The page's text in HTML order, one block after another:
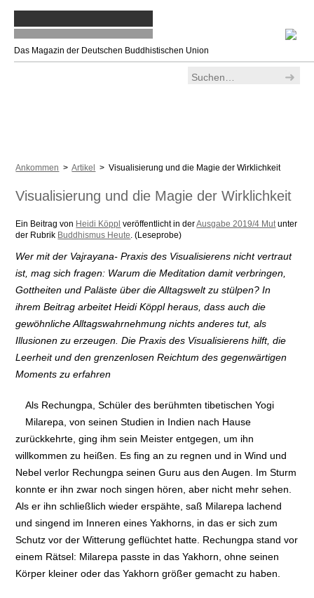
Das Magazin der Deutschen Buddhistischen Union
Ankommen >Artikel > Visualisierung und die Magie der Wirklichkeit
Visualisierung und die Magie der Wirklichkeit
Ein Beitrag von Heidi Köppl veröffentlicht in derAusgabe 2019/4 Mutunter
der Rubrik Buddhismus Heute. (Leseprobe)
Wer mit der Vajrayana- Praxis des Visualisierens nicht vertraut
ist, mag sich fragen: Warum die Meditation damit verbringen,
Gottheiten und Paläste über die Alltagswelt zu stülpen? In
ihrem Beitrag arbeitet Heidi Köppl heraus, dass auch die
gewöhnliche Alltagswahrnehmung nichts anderes tut, als
Illusionen zu erzeugen. Die Praxis des Visualisierens hilft, die
Leerheit und den grenzenlosen Reichtum des gegenwärtigen
Moments zu erfahren
Als Rechungpa, Schüler des berühmten tibetischen Yogi
Milarepa, von seinen Studien in Indien nach Hause
zurückkehrte, ging ihm sein Meister entgegen, um ihn
willkommen zu heißen. Es fing an zu regnen und in Wind und
Nebel verlor Rechungpa seinen Guru aus den Augen. Im Sturm
konnte er ihn zwar noch singen hören, aber nicht mehr sehen.
Als er ihn schließlich wieder erspähte, saß Milarepa lachend
und singend im Inneren eines Yakhorns, in das er sich zum
Schutz vor der Witterung geflüchtet hatte. Rechungpa stand vor
einem Rätsel: Milarepa passte in das Yakhorn, ohne seinen
Körper kleiner oder das Yakhorn größer gemacht zu haben.